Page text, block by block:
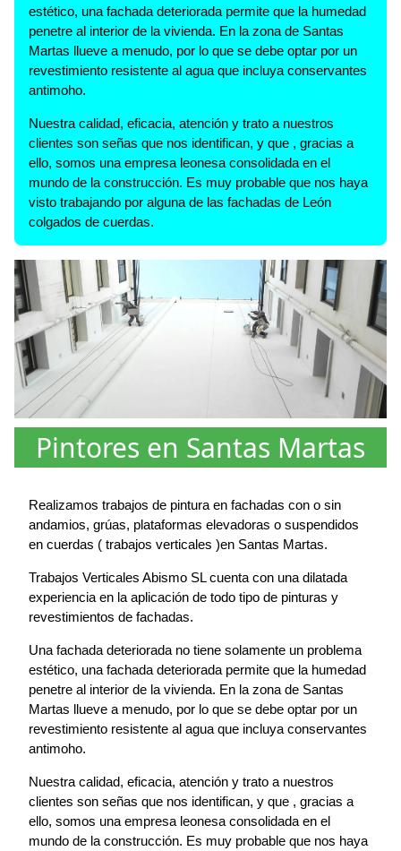
estético, una fachada deteriorada permite que la humedad
penetre al interior de la vivienda. En la zona de Santas
Martas llueve a menudo, por lo que se debe optar por un
revestimiento resistente al agua que incluya conservantes
antimoho.
Nuestra calidad, eficacia, atención y trato a nuestros
clientes son señas que nos identifican, y que , gracias a
ello, somos una empresa leonesa consolidada en el
mundo de la construcción. Es muy probable que nos haya
visto trabajando por alguna de las fachadas de León
colgados de cuerdas.
Pintores en Santas Martas
Realizamos trabajos de pintura en fachadas con o sin
andamios, grúas, plataformas elevadoras o suspendidos
en cuerdas ( trabajos verticales )en Santas Martas.
Trabajos Verticales Abismo SL cuenta con una dilatada
experiencia en la aplicación de todo tipo de pinturas y
revestimientos de fachadas.
Una fachada deteriorada no tiene solamente un problema
estético, una fachada deteriorada permite que la humedad
penetre al interior de la vivienda. En la zona de Santas
Martas llueve a menudo, por lo que se debe optar por un
revestimiento resistente al agua que incluya conservantes
antimoho.
Nuestra calidad, eficacia, atención y trato a nuestros
clientes son señas que nos identifican, y que , gracias a
ello, somos una empresa leonesa consolidada en el
mundo de la construcción. Es muy probable que nos haya